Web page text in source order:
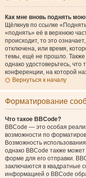
Как мне вновь поднять
Щёлкнув по ссылке
«поднять» её в верхнюю
происходит, то это
отключена, или время,
темы, ещё не прошло. Также
однако удостоверьтесь,
конференции, на которой
Вернуться к началу
Форматирование
Что такое BBCode?
BBCode — это особая
возможности по
Возможность
однако BBCode также
форме для его отправки.
заключаются в квадратные
информацией о BBCode